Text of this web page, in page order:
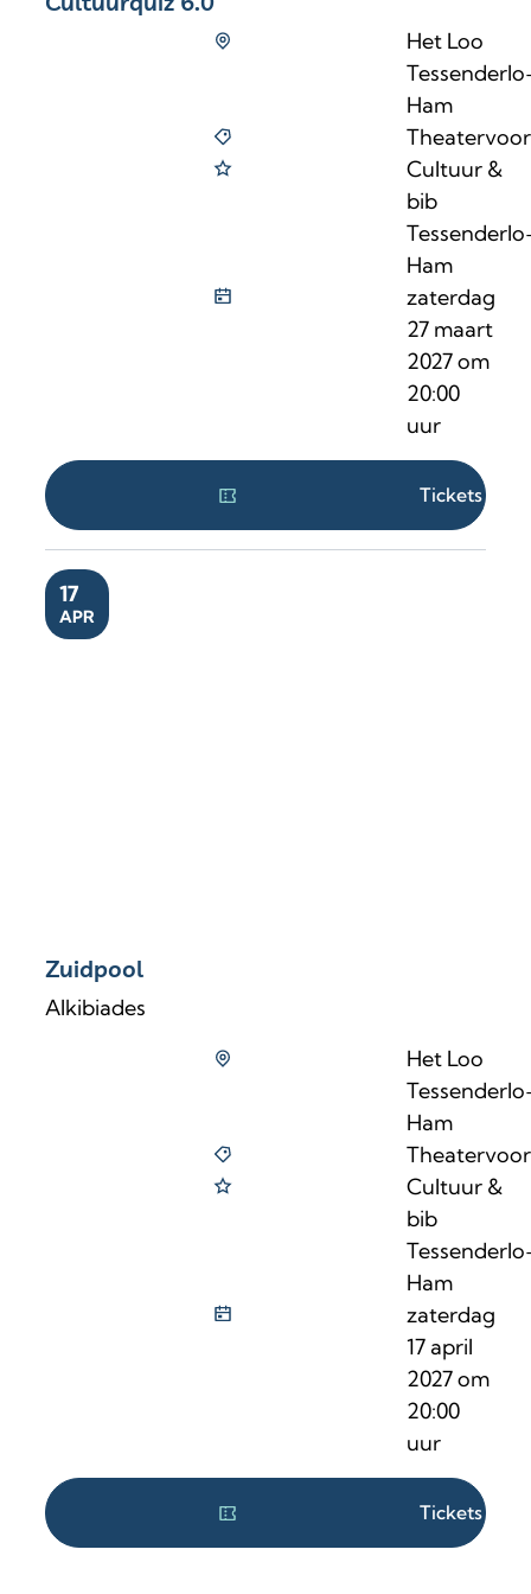
Het Loo
Ham
Cultuur &
bib
Ham
zaterdag
27 maart
2027om
20:00
uur
Tickets
ZA
17
APR
Zuidpool
Alkibiades
Het Loo
Ham
Cultuur &
bib
Ham
zaterdag
17 april
2027om
20:00
uur
Tickets